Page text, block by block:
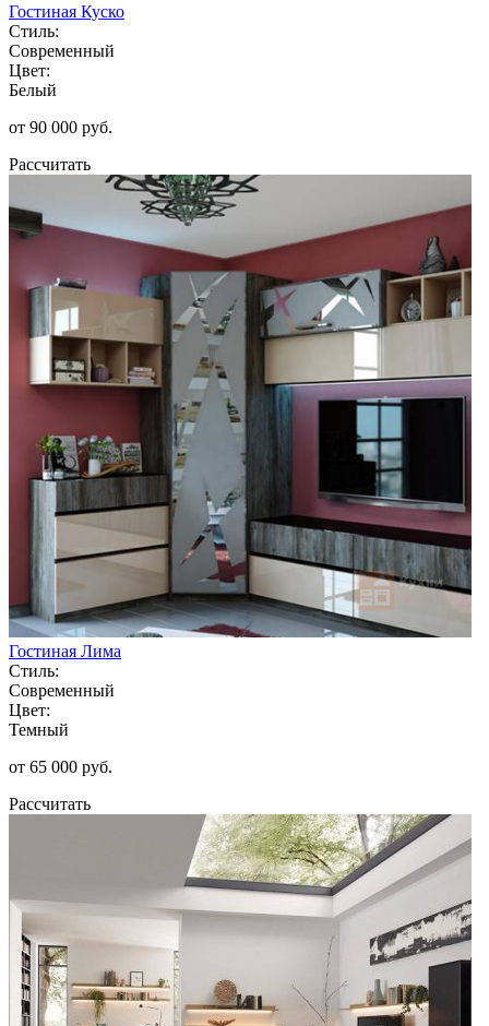
Гостиная Куско
Стиль:
Современный
Цвет:
Белый
от 90 000 руб.
Рассчитать
Гостиная Лима
Стиль:
Современный
Цвет:
Темный
от 65 000 руб.
Рассчитать